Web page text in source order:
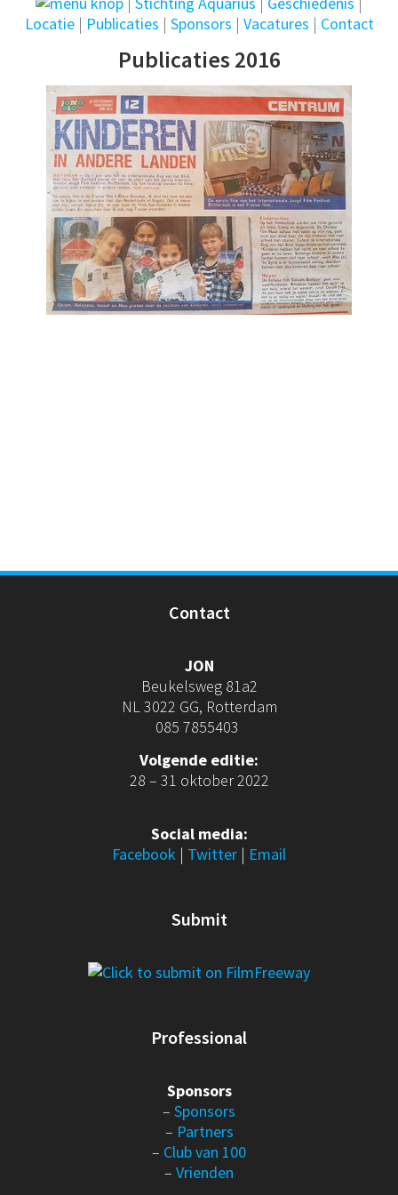
Locatie| Publicaties | Sponsors | Vacatures | Contact
Publicaties 2016
Contact
JON
Beukelsweg 81a2
NL 3022 GG, Rotterdam
085 7855403
Volgende editie:
28 – 31 oktober 2022
Social media:
Facebook | Twitter | Email
Submit
Professional
Sponsors
– Sponsors
– Partners
– Club van 100
– Vrienden